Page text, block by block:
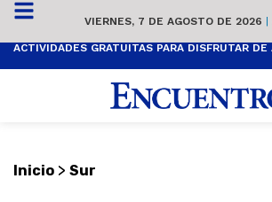
VIERNES, 7 DE AGOSTO DE 2026 |
Inicio > Sur